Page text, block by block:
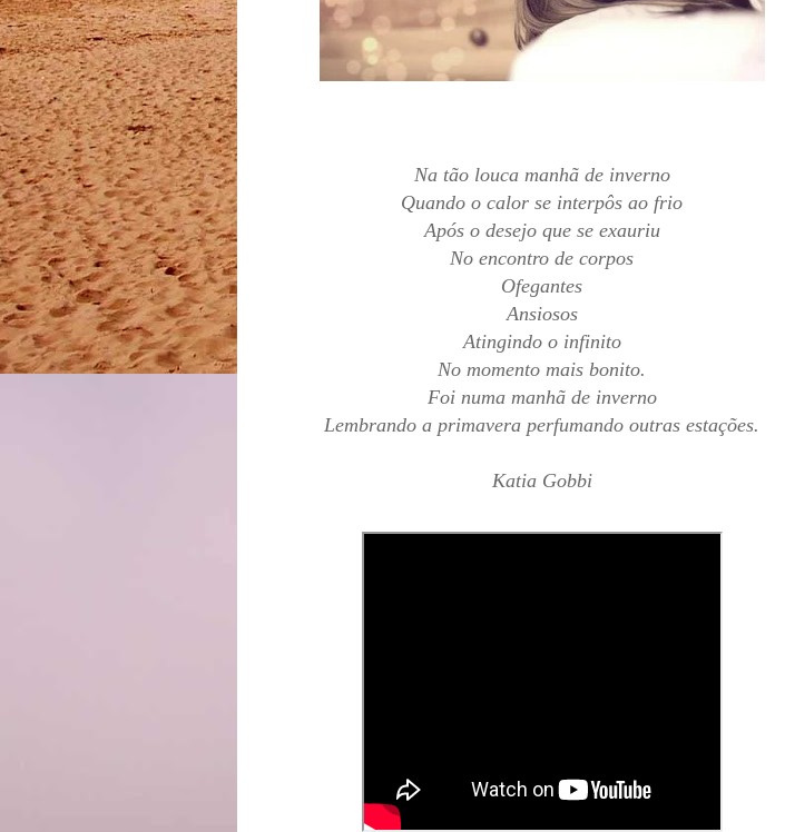
Na tão louca manhã de inverno
Quando o calor se interpôs ao frio
Após o desejo que se exauriu
No encontro de corpos
Ofegantes
Ansiosos
Atingindo o infinito
No momento mais bonito.
Foi numa manhã de inverno
Lembrando a primavera perfumando outras estações.
Katia Gobbi